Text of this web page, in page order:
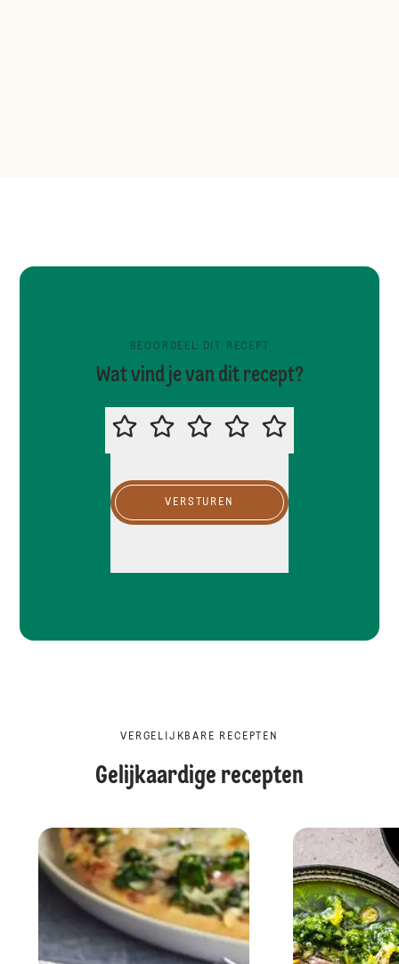
BEOORDEEL DIT RECEPT
Wat vind je van dit recept?
BEOORDEEL DIT RECEPT
VERSTUREN
VERGELIJKBARE RECEPTEN
Gelijkaardige recepten